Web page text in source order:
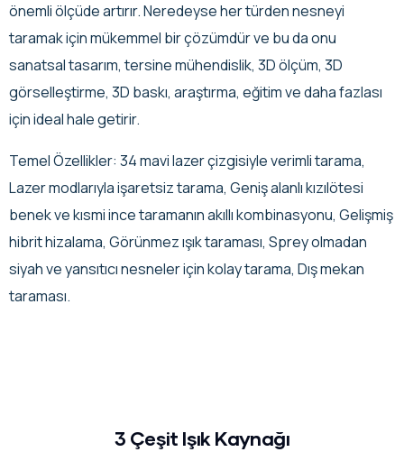
önemli ölçüde artırır. Neredeyse her türden nesneyi
taramak için mükemmel bir çözümdür ve bu da onu
sanatsal tasarım, tersine mühendislik, 3D ölçüm, 3D
görselleştirme, 3D baskı, araştırma, eğitim ve daha fazlası
için ideal hale getirir.
Temel Özellikler: 34 mavi lazer çizgisiyle verimli tarama,
Lazer modlarıyla işaretsiz tarama, Geniş alanlı kızılötesi
benek ve kısmi ince taramanın akıllı kombinasyonu, Gelişmiş
hibrit hizalama, Görünmez ışık taraması, Sprey olmadan
siyah ve yansıtıcı nesneler için kolay tarama, Dış mekan
taraması.
3 Çeşit Işık Kaynağı